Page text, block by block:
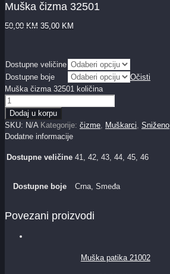
Muška čizma 32501
50,00 KM 35,00 KM
Dostupne veličine
Dostupne boje
Očisti
Muška čizma 32501 količina
Dodaj u korpu
SKU: N/A Kategorije: čizme, Muškarci, Sniženo
Dodatne informacije
Dostupne veličine 41, 42, 43, 44, 45, 46
Dostupne boje Crna, Smeđa
Povezani proizvodi
Muška patika 21002